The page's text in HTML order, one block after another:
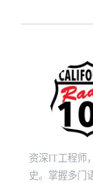
资深IT工程师
史。掌握多门